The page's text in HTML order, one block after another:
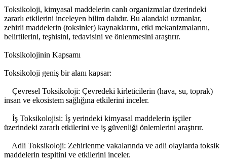
Toksikoloji, kimyasal maddelerin canlı organizmalar üzerindeki
zararlı etkilerini inceleyen bilim dalıdır. Bu alandaki uzmanlar,
zehirli maddelerin (toksinler) kaynaklarını, etki mekanizmalarını,
belirtilerini, teşhisini, tedavisini ve önlenmesini araştırır.
Toksikolojinin Kapsamı
Toksikoloji geniş bir alanı kapsar:
Çevresel Toksikoloji: Çevredeki kirleticilerin (hava, su, toprak)
insan ve ekosistem sağlığına etkilerini inceler.
İş Toksikolojisi: İş yerindeki kimyasal maddelerin işçiler
üzerindeki zararlı etkilerini ve iş güvenliği önlemlerini araştırır.
Adli Toksikoloji: Zehirlenme vakalarında ve adli olaylarda toksik
maddelerin tespitini ve etkilerini inceler.